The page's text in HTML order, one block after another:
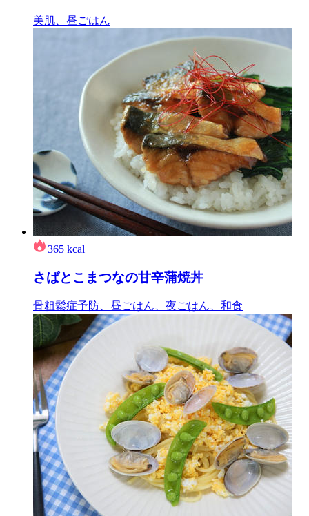
美肌、昼ごはん
365 kcal
さばとこまつなの甘辛蒲焼丼
骨粗鬆症予防、昼ごはん、夜ごはん、和食